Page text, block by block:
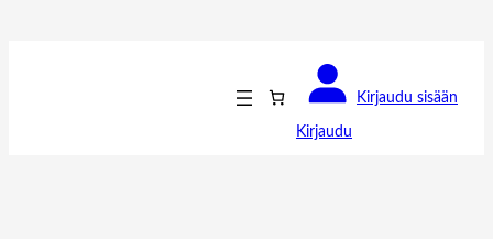
Kirjaudu
Kirjaudu sisään